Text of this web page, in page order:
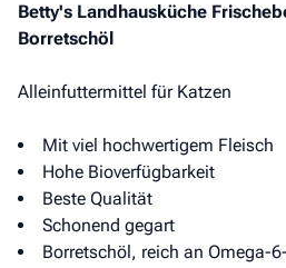
Betty's Landhausküche
Borretschöl
Alleinfuttermittel für Katzen
Mit viel hochwertigem Fleisch
Hohe Bioverfügbarkeit
Beste Qualität
Schonend gegart
Borretschöl, reich an Omega-